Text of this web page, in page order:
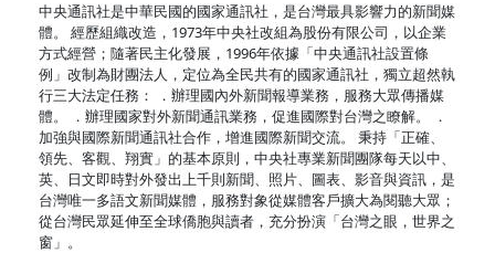
中央通訊社是中華民國的國家通訊社，是台灣最具影響力的新聞媒
體。 經歷組織改造，1973年中央社改組為股份有限公司，以企業
方式經營；隨著民主化發展，1996年依據「中央通訊社設置條
例」改制為財團法人，定位為全民共有的國家通訊社，獨立超然執
行三大法定任務： ．辦理國內外新聞報導業務，服務大眾傳播媒
體。 ．辦理國家對外新聞通訊業務，促進國際對台灣之瞭解。 ．
加強與國際新聞通訊社合作，增進國際新聞交流。 秉持「正確、
領先、客觀、翔實」的基本原則，中央社專業新聞團隊每天以中、
英、日文即時對外發出上千則新聞、照片、圖表、影音與資訊，是
台灣唯一多語文新聞媒體，服務對象從媒體客戶擴大為閱聽大眾；
從台灣民眾延伸至全球僑胞與讀者，充分扮演「台灣之眼，世界之
窗」。